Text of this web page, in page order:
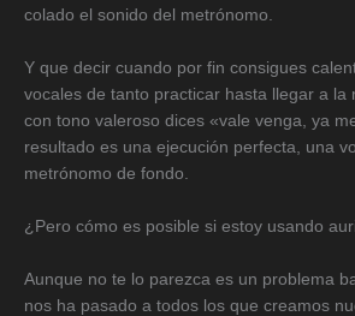
colado el sonido del metrónomo.
Y que decir cuando por fin consigues
vocales de tanto practicar hasta llegar a la
con tono valeroso dices «vale venga, ya
resultado es una ejecución perfecta, una
metrónomo de fondo.
¿Pero cómo es posible si estoy usando
Aunque no te lo parezca es un problema
nos ha pasado a todos los que creamos